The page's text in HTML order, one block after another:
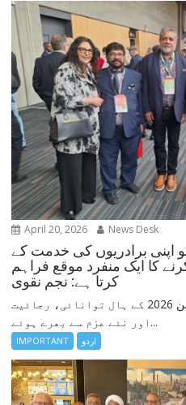
April 20, 2026 News Desk
2026 افراد کو اپنی برادریوں کی خدمت کے
کا ایک منفرد موقع فراہم
کرتا ہے: نجم نقوی
مونٹریال میں لبرل پارٹی کنونشن 2026 کے ہال توانائی، رجائیت
اور نئے عزم سے بھرے ہوئے...
IMPORTANT اردو